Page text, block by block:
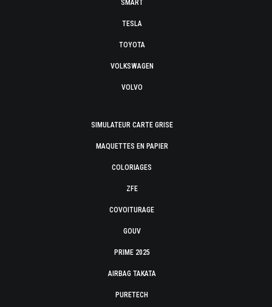
SMART
TESLA
TOYOTA
VOLKSWAGEN
VOLVO
SIMULATEUR CARTE GRISE
MAQUETTES EN PAPIER
COLORIAGES
ZFE
COVOITURAGE
GOUV
PRIME 2025
AIRBAG TAKATA
PURETECH